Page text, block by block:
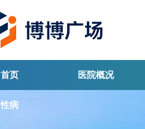
首页 医院概况
性病